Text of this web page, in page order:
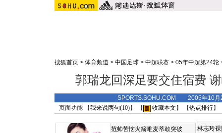
搜狐首页 > 体育频道 > 中国足球 > 中超联赛 > 05年中超第24轮
郭瑞龙回深足要交住宿费
SPORTS.SOHU.COM 2005年10
页面功能 【我来说两句(10)】 【 收藏本文 】 【热点排行】
范帅苦恼火箭唯麦蒂敢突破
林志玲